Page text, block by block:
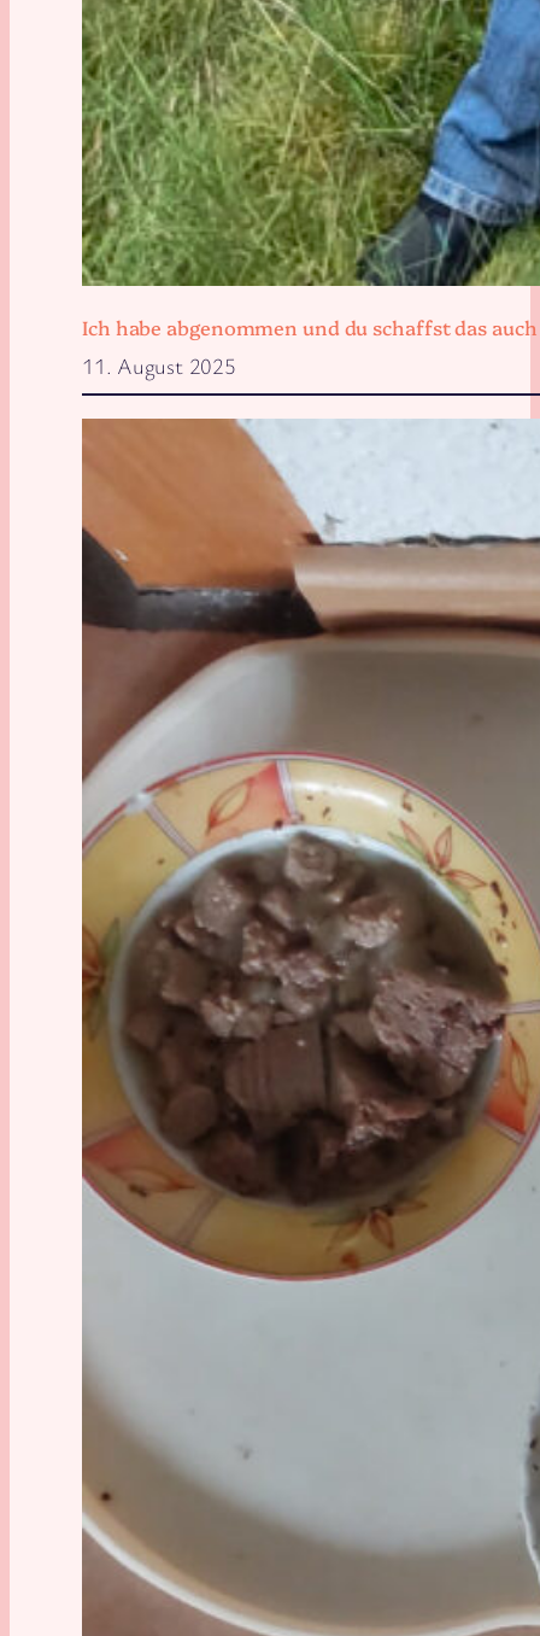
Ich habe abgenommen und du schaffst das auch
11. August 2025